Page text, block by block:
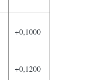
+0,1000
+0,1200